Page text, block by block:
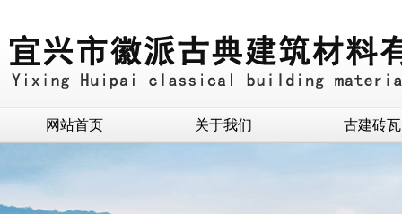
网站首页 关于我们 古建砖瓦